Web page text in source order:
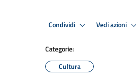
Condividi Vedi azioni
Categorie:
Cultura